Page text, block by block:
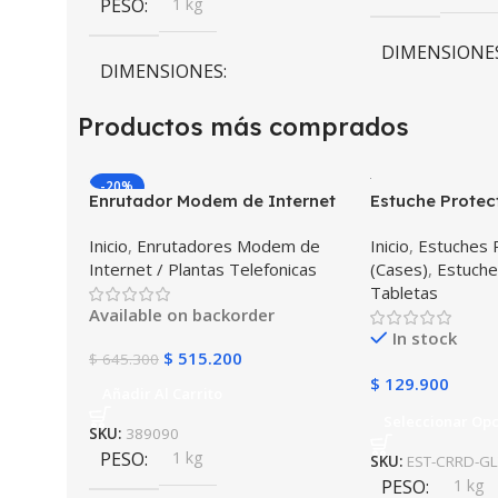
PESO
DIMENSIONES
10 × 10 × 10 cm
COLOR Negro
Productos más comprados
-20%
Enrutador Modem de Internet
Operador 4G LTE SIMCARD
Inicio, Enrutadores Modem de
Internet / Plantas Telefonicas
Available on backorder
$645.300 $ 515.200
SKU: 389090
PESO 1 kg
Estuche
Galaxy Tab A8
2022 SM-x200
golpes con
Inicio, Estuches
(Cases),
Tabletas
In stock
$ 129.900
SKU: EST-CRRD-
PESO 1 kg